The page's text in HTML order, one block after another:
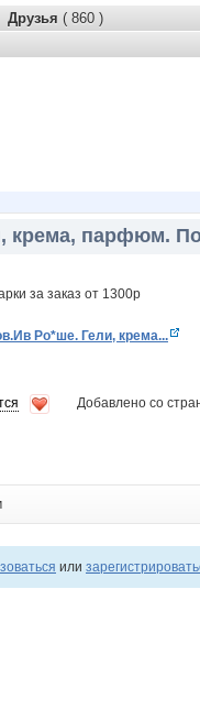
Друзья ( 860 )
парфюм.
Ро*ше. Гели, крема...
Добавлено со
или